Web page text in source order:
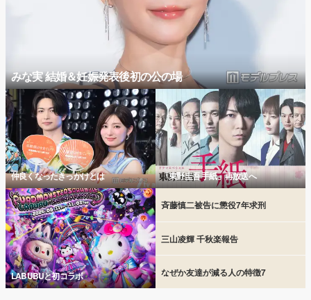
みな実 結婚＆妊娠発表後初の公の場
仲良くなったきっかけとは 「東野圭吾 手紙」再放送へ
LABUBUと初コラボ
斉藤慎二被告に懲役7年求刑
三山凌輝 千秋楽報告
なぜか友達が減る人の特徴7